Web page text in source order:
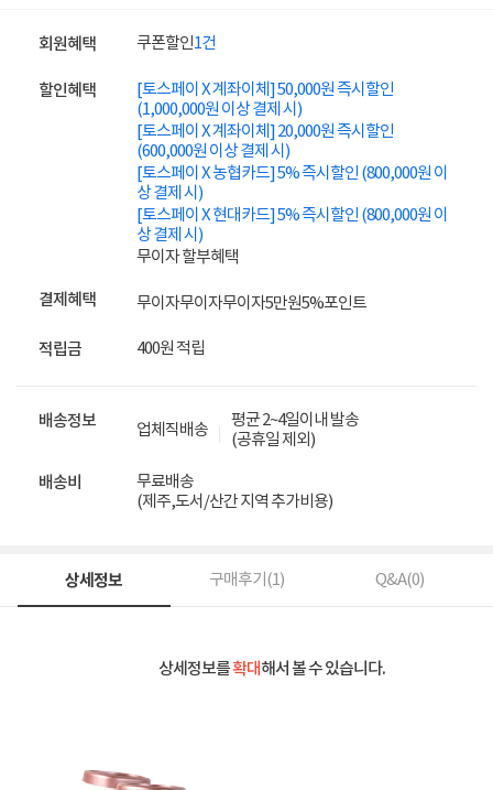
회원혜택 쿠폰할인1건
할인혜택
[토스페이 X 계좌이체] 50,000원 즉시할인
(1,000,000원 이상 결제 시)
[토스페이 X 계좌이체] 20,000원 즉시할인
(600,000원 이상 결제 시)
[토스페이 X 농협카드] 5% 즉시할인 (800,000원 이
상 결제 시)
[토스페이 X 현대카드] 5% 즉시할인 (800,000원 이
상 결제 시)
무이자 할부혜택
결제혜택 무이자무이자무이자5만원5%포인트
적립금 400원 적립
배송정보 업체직배송
평균 2~4일이내 발송
(공휴일 제외)
배송비
무료배송
(제주,도서/산간 지역 추가비용)
상세정보 구매후기(1) Q&A(0)
상세정보를확대해서 볼 수 있습니다.